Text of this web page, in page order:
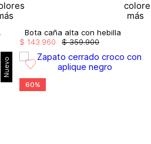
Bota caña alta con hebilla
$ 359.900
$ 143 960
Nuevo
60%